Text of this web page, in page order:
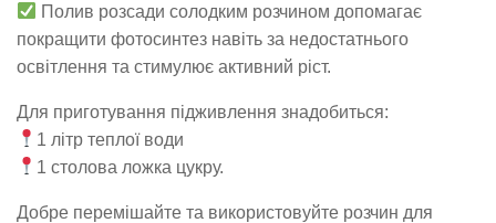
Полив розсади солодким розчином допомагає
покращити фотосинтез навіть за недостатнього
освітлення та стимулює активний ріст.
Для приготування підживлення знадобиться:
1 літр теплої води
1 столова ложка цукру.
Добре перемішайте та використовуйте розчин для